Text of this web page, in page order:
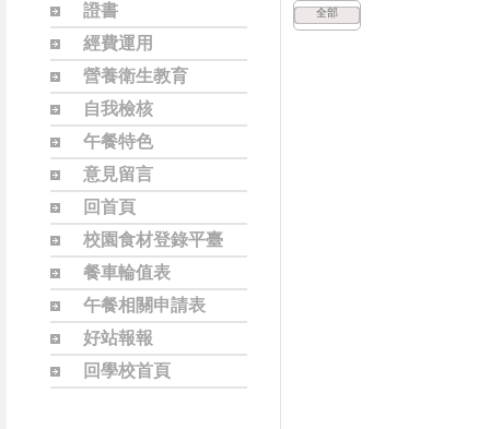
證書
經費運用
營養衛生教育
自我檢核
午餐特色
意見留言
回首頁
校園食材登錄平臺
餐車輪值表
午餐相關申請表
好站報報
回學校首頁
全部